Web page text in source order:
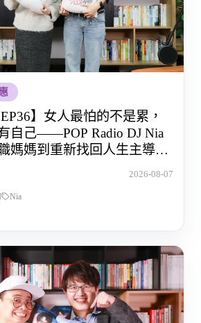
】女人最怕的不是累，
自己——POP Radio DJ Nia
媽媽到重新找回人生主導權
2026-08-07
Nia